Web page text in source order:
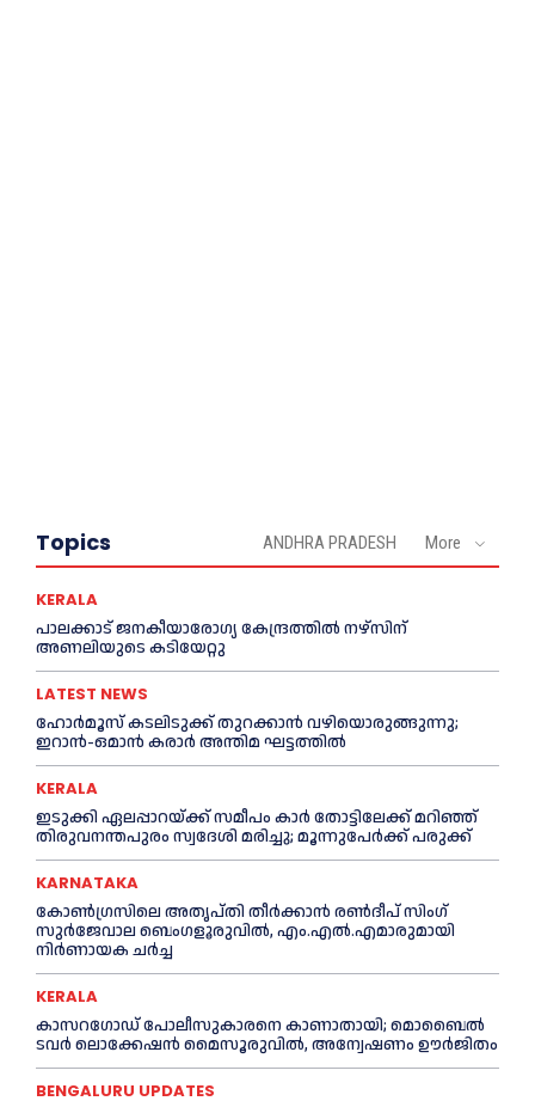
Topics ANDHRA PRADESH More
KERALA
പാലക്കാട് ജനകീയാരോഗ്യ കേന്ദ്രത്തില്‍ നഴ്‌സിന്
അണലിയുടെ കടിയേറ്റു
LATEST NEWS
ഹോർമൂസ് കടലിടുക്ക് തുറക്കാൻ വഴിയൊരുങ്ങുന്നു;
ഇറാൻ-ഒമാൻ കരാർ അന്തിമ ഘട്ടത്തിൽ
KERALA
ഇടുക്കി ഏലപ്പാറയ്ക്ക് സമീപം കാര്‍ തോട്ടിലേക്ക് മറിഞ്ഞ്
തിരുവനന്തപുരം സ്വദേശി മരിച്ചു; മൂന്നുപേര്‍ക്ക് പരുക്ക്
KARNATAKA
കോൺഗ്രസിലെ അതൃപ്തി തീർക്കാൻ രൺദീപ് സിംഗ്
സുര്‍ജേവാല ബെംഗളൂരുവിൽ, എം.എൽ.എമാരുമായി
നിർണായക ചർച്ച
KERALA
കാസറഗോഡ്‌ പോലീസുകാരനെ കാണാതായി; മൊബൈൽ
ടവർ ലൊക്കേഷൻ മൈസൂരുവിൽ, അന്വേഷണം ഊർജിതം
BENGALURU UPDATES